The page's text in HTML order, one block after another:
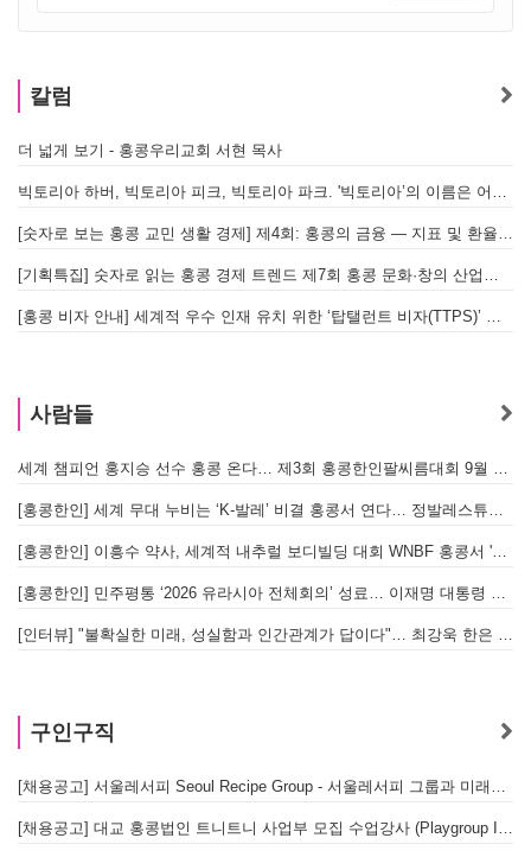
칼럼
더 넓게 보기 - 홍콩우리교회 서현 목사
사람들
구인구직